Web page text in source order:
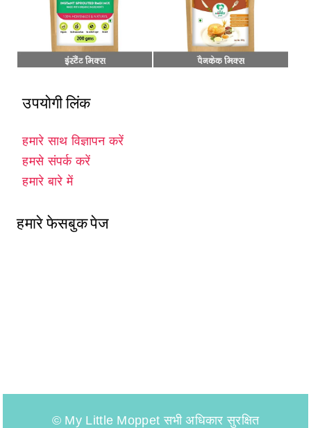
उपयोगी लिंक
हमारे साथ विज्ञापन करें
हमसे संपर्क करें
हमारे बारे में
हमारे फेसबुक पेज
© My Little Moppet सभी अधिकार सुरक्षित